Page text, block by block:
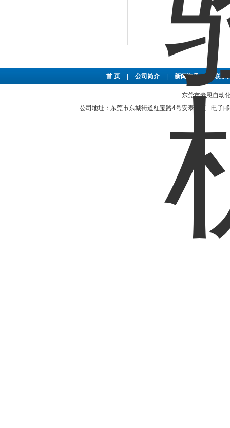
首 页 公司简介 新闻资讯 联系
东莞市豪恩自动
公司地址：东莞市东城街道红宝路4号安泰大厦 电子